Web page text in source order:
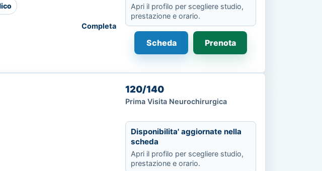
Completa
Apri il profilo per scegliere studio,
prestazione e orario.
Scheda Prenota
120/140
Prima Visita Neurochirurgica
Disponibilita' aggiornate nella
scheda
Apri il profilo per scegliere studio,
prestazione e orario.